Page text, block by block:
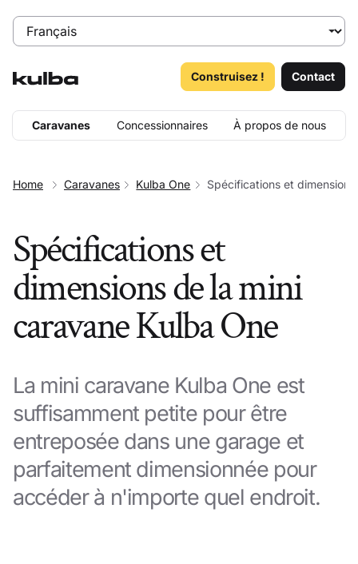
Caravanes Concessionnaires À propos de nous
Construisez ! Contact
Home Caravanes Kulba One Spécifications et dimensions
Spécifications et
dimensions de la mini
caravane Kulba One
La mini caravane Kulba One est
suffisamment petite pour être
entreposée dans une garage et
parfaitement dimensionnée pour
accéder à n'importe quel endroit.